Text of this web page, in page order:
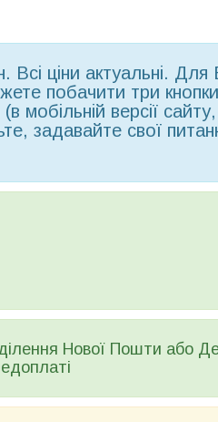
Всі ціни актуальні. Для
побачити три
версії сайту,
задавайте свої
Нової Пошти або